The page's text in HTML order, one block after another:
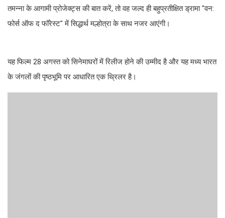
तमन्ना के आगामी प्रोजेक्ट्स की बात करें, तो वह जल्द ही बहुप्रतीक्षित ड्रामा "वन:
फोर्स ऑफ द फॉरेस्ट" में सिद्धार्थ मल्होत्रा के साथ नजर आएंगी।
यह फिल्म 28 अगस्त को सिनेमाघरों में रिलीज होने की उम्मीद है और यह मध्य भारत
के जंगलों की पृष्ठभूमि पर आधारित एक थ्रिलर है।